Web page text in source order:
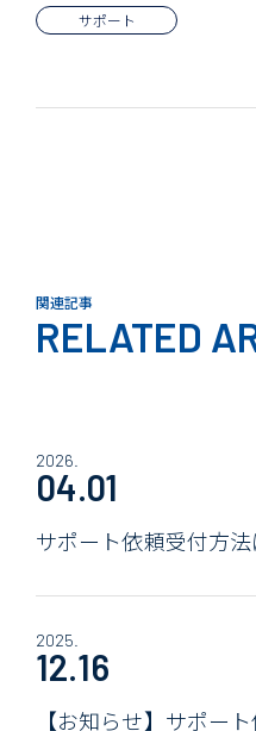
サポート
関連記事
RELATED
2026.
04.01
サポート依頼受付方法
2025.
12.16
【お知らせ】サポー